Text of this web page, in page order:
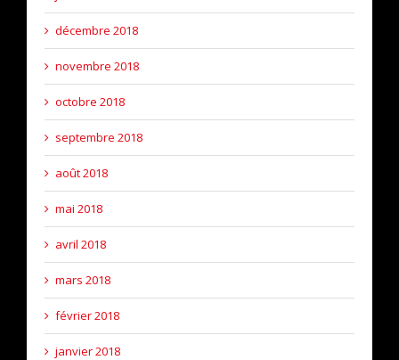
décembre 2018
novembre 2018
octobre 2018
septembre 2018
août 2018
mai 2018
avril 2018
mars 2018
février 2018
janvier 2018